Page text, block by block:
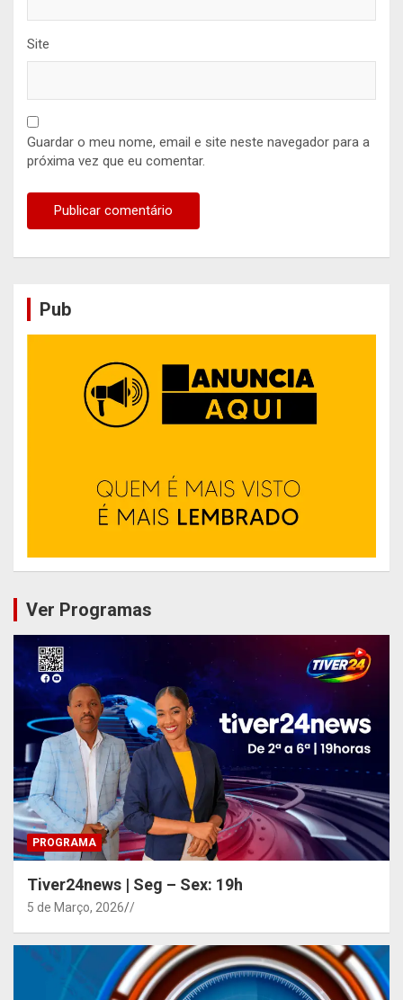
Site
Guardar o meu nome, email e site neste navegador para a
próxima vez que eu comentar.
Pub
Ver Programas
PROGRAMA
Tiver24news | Seg – Sex: 19h
5 de Março, 2026 /